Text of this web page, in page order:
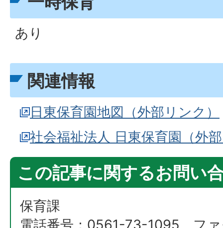
あり
関連情報
日東保育園地図（外部リンク）
社会福祉法人 日東保育園（外
この記事に関するお問い
保育課
電話番号：0561-73-1095 フ